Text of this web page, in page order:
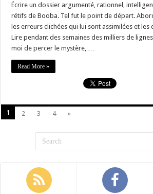
Écrire un dossier argumenté, rationnel,
rétifs de Booba. Tel fut le point de départ.
les erreurs clichées qui lui sont assimilées et
Lire pendant des semaines des milliers de
moi de percer le mystère, …
Read More »
1 2 3 4 »